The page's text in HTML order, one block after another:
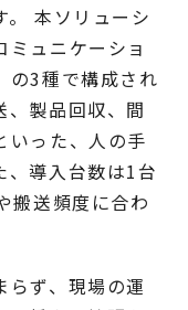
。 本ソリューシ
ミュニケーショ
の3種で構成され
、製品回収、間
いった、人の手
、導入台数は1台
搬送頻度に合わ
らず、現場の運